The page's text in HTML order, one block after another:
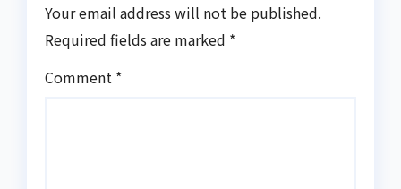
Your email address will not be published.
Required fields are marked *
Comment *